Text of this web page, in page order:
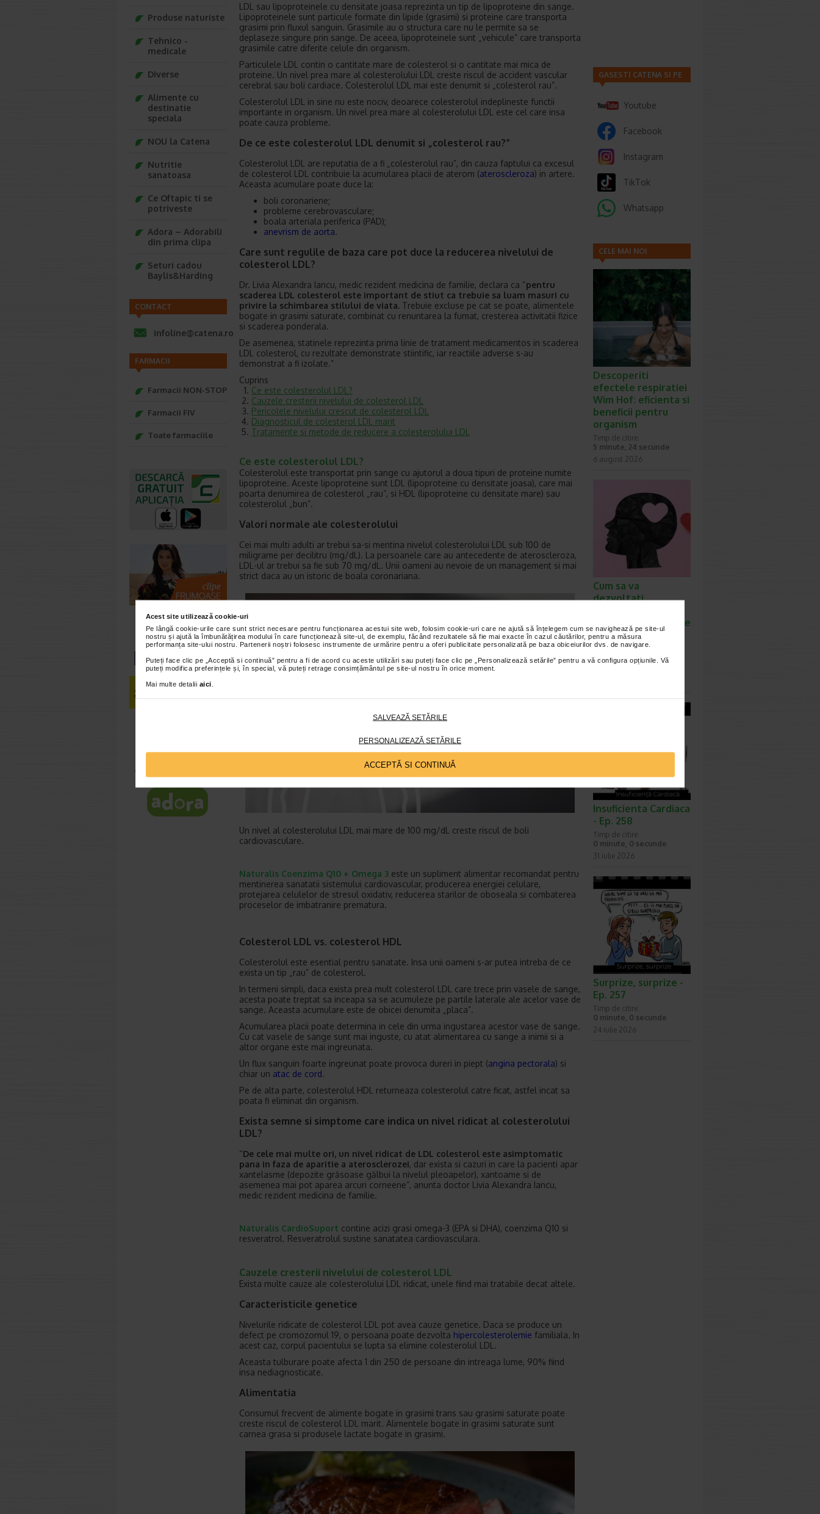
Acest site utilizează cookie-uri
Pe lângă cookie-urile care sunt strict necesare pentru funcționarea acestui site web, folosim cookie-uri care ne ajută să înțelegem cum se navighează pe site-ul
nostru și ajută la îmbunătățirea modului în care funcționează site-ul, de exemplu, făcând rezultatele să fie mai exacte în cazul căutărilor, pentru a măsura
performanța site-ului nostru. Partenerii noștri folosesc instrumente de urmărire pentru a oferi publicitate personalizată pe baza obiceiurilor dvs. de navigare.
Puteți face clic pe „Acceptă si continuă” pentru a fi de acord cu aceste utilizări sau puteți face clic pe „Personalizează setările” pentru a vă configura opțiunile. Vă
puteți modifica preferințele și, în special, vă puteți retrage consimțământul pe site-ul nostru în orice moment.
Mai multe detalii aici
SALVEAZĂ SETĂRILE
PERSONALIZEAZĂ SETĂRILE
ACCEPTĂ SI CONTINUĂ
LDL sau lipoproteinele cu densitate joasa reprezinta un tip de lipoproteine din sange.
Lipoproteinele sunt particule formate din lipide (grasimi) si proteine care transporta
grasimi prin fluxul sanguin. Grasimile au o structura care nu le permite sa se
deplaseze singure prin sange. De aceea, lipoproteinele sunt „vehicule” care transporta
grasimile catre diferite celule din organism.
Particulele LDL contin o cantitate mare de colesterol si o cantitate mai mica de
proteine. Un nivel prea mare al colesterolului LDL creste riscul de accident vascular
cerebral sau boli cardiace. Colesterolul LDL mai este denumit si „colesterol rau”.
Colesterolul LDL in sine nu este nociv, deoarece colesterolul indeplineste functii
importante in organism. Un nivel prea mare al colesterolului LDL este cel care insa
poate cauza probleme.
De ce este colesterolul LDL denumit si „colesterol rau?”
Colesterolul LDL are reputatia de a fi „colesterolul rau”, din cauza faptului ca excesul
de colesterol LDL contribuie la acumularea placii de aterom (ateroscleroza) in artere.
Aceasta acumulare poate duce la:
boli coronariene;
probleme cerebrovasculare;
boala arteriala periferica (PAD);
anevrism de aorta.
Care sunt regulile de baza care pot duce la reducerea nivelului de
colesterol LDL?
Dr. Livia Alexandra Iancu, medic rezident medicina de familie, declara ca “pentru
scaderea LDL colesterol este important de stiut ca trebuie sa luam masuri cu
privire la schimbarea stilului de viata. Trebuie excluse pe cat se poate, alimentele
bogate in grasimi saturate, combinat cu renuntarea la fumat, cresterea activitatii fizice
si scaderea ponderala.
De asemenea, statinele reprezinta prima linie de tratament medicamentos in scaderea
LDL colesterol, cu rezultate demonstrate stiintific, iar reactiile adverse s-au
demonstrat a fi izolate.”
Cuprins
Ce este colesterolul LDL?
Cauzele cresterii nivelului de colesterol LDL
Pericolele nivelului crescut de colesterol LDL
Diagnosticul de colesterol LDL marit
Tratamente si metode de reducere a colesterolului LDL
Ce este colesterolul LDL?
Colesterolul este transportat prin sange cu ajutorul a doua tipuri de proteine numite
lipoproteine. Aceste lipoproteine sunt LDL (lipoproteine cu densitate joasa), care mai
poarta denumirea de colesterol „rau”, si HDL (lipoproteine cu densitate mare) sau
colesterolul „bun”.
Valori normale ale colesterolului
Cei mai multi adulti ar trebui sa-si mentina nivelul colesterolului LDL sub 100 de
miligrame per decilitru (mg/dL). La persoanele care au antecedente de ateroscleroza,
LDL-ul ar trebui sa fie sub 70 mg/dL. Unii oameni au nevoie de un management si mai
strict daca au un istoric de boala coronariana.
Un nivel al colesterolului LDL mai mare de 100 mg/dL creste riscul de boli
cardiovasculare.
Naturalis Coenzima Q10 + Omega 3 este un supliment alimentar recomandat pentru
mentinerea sanatatii sistemului cardiovascular, producerea energiei celulare,
protejarea celulelor de stresul oxidativ, reducerea starilor de oboseala si combaterea
proceselor de imbatranire prematura.
Colesterol LDL vs. colesterol HDL
Colesterolul este esential pentru sanatate. Insa unii oameni s-ar putea intreba de ce
exista un tip „rau” de colesterol.
In termeni simpli, daca exista prea mult colesterol LDL care trece prin vasele de sange,
acesta poate treptat sa inceapa sa se acumuleze pe partile laterale ale acelor vase de
sange. Aceasta acumulare este de obicei denumita „placa”.
Acumularea placii poate determina in cele din urma ingustarea acestor vase de sange.
Cu cat vasele de sange sunt mai inguste, cu atat alimentarea cu sange a inimii si a
altor organe este mai ingreunata.
Un flux sanguin foarte ingreunat poate provoca dureri in piept (angina pectorala) si
chiar un atac de cord.
Pe de alta parte, colesterolul HDL returneaza colesterolul catre ficat, astfel incat sa
poata fi eliminat din organism.
Exista semne si simptome care indica un nivel ridicat al colesterolului
LDL?
“De cele mai multe ori, un nivel ridicat de LDL colesterol este asimptomatic
pana in faza de aparitie a aterosclerozei, dar exista si cazuri in care la pacienti apar
xantelasme (depozite grăsoase gălbui la nivelul pleoapelor), xantoame si de
asemenea mai pot aparea arcuri corneene”, anunta doctor Livia Alexandra Iancu,
medic rezident medicina de familie.
Naturalis CardioSuport contine acizi grasi omega-3 (EPA si DHA), coenzima Q10 si
resveratrol. Resveratrolul sustine sanatatea cardiovasculara.
Cauzele cresterii nivelului de colesterol LDL
Exista multe cauze ale colesterolului LDL ridicat, unele fiind mai tratabile decat altele.
Caracteristicile genetice
Nivelurile ridicate de colesterol LDL pot avea cauze genetice. Daca se produce un
defect pe cromozomul 19, o persoana poate dezvolta hipercolesterolemie familiala. In
acest caz, corpul pacientului se lupta sa elimine colesterolul LDL.
Aceasta tulburare poate afecta 1 din 250 de persoane din intreaga lume, 90% fiind
insa nediagnosticate.
Alimentatia
Consumul frecvent de alimente bogate in grasimi trans sau grasimi saturate poate
creste riscul de colesterol LDL marit. Alimentele bogate in grasimi saturate sunt
carnea grasa si produsele lactate bogate in grasimi.
Produse naturiste
Tehnico -
medicale
Diverse
Alimente cu
destinatie
speciala
NOU la Catena
Nutritie
sanatoasa
Ce Oftapic ti se
potriveste
Adora – Adorabili
din prima clipa
Seturi cadou
Baylis&Harding
CONTACT
infoline@catena.ro
FARMACII
Farmacii NON-STOP
Farmacii FIV
Toate farmaciile
GASESTI CATENA SI PE
Youtube
Facebook
Instagram
TikTok
Whatsapp
CELE MAI NOI
Descoperiti
efectele respiratiei
Wim Hof: eficienta si
beneficii pentru
organism
Timp de citire:
5 minute, 24 secunde
6 august 2026
Cum sa va
dezvoltati
emotionala: metode
prin care va puteti
imbunatati EQ-ul
Timp de citire:
Insuficienta Cardiaca
- Ep. 258
Timp de citire:
0 minute, 0 secunde
31 iulie 2026
Surprize, surprize -
Ep. 257
Timp de citire:
0 minute, 0 secunde
24 iulie 2026